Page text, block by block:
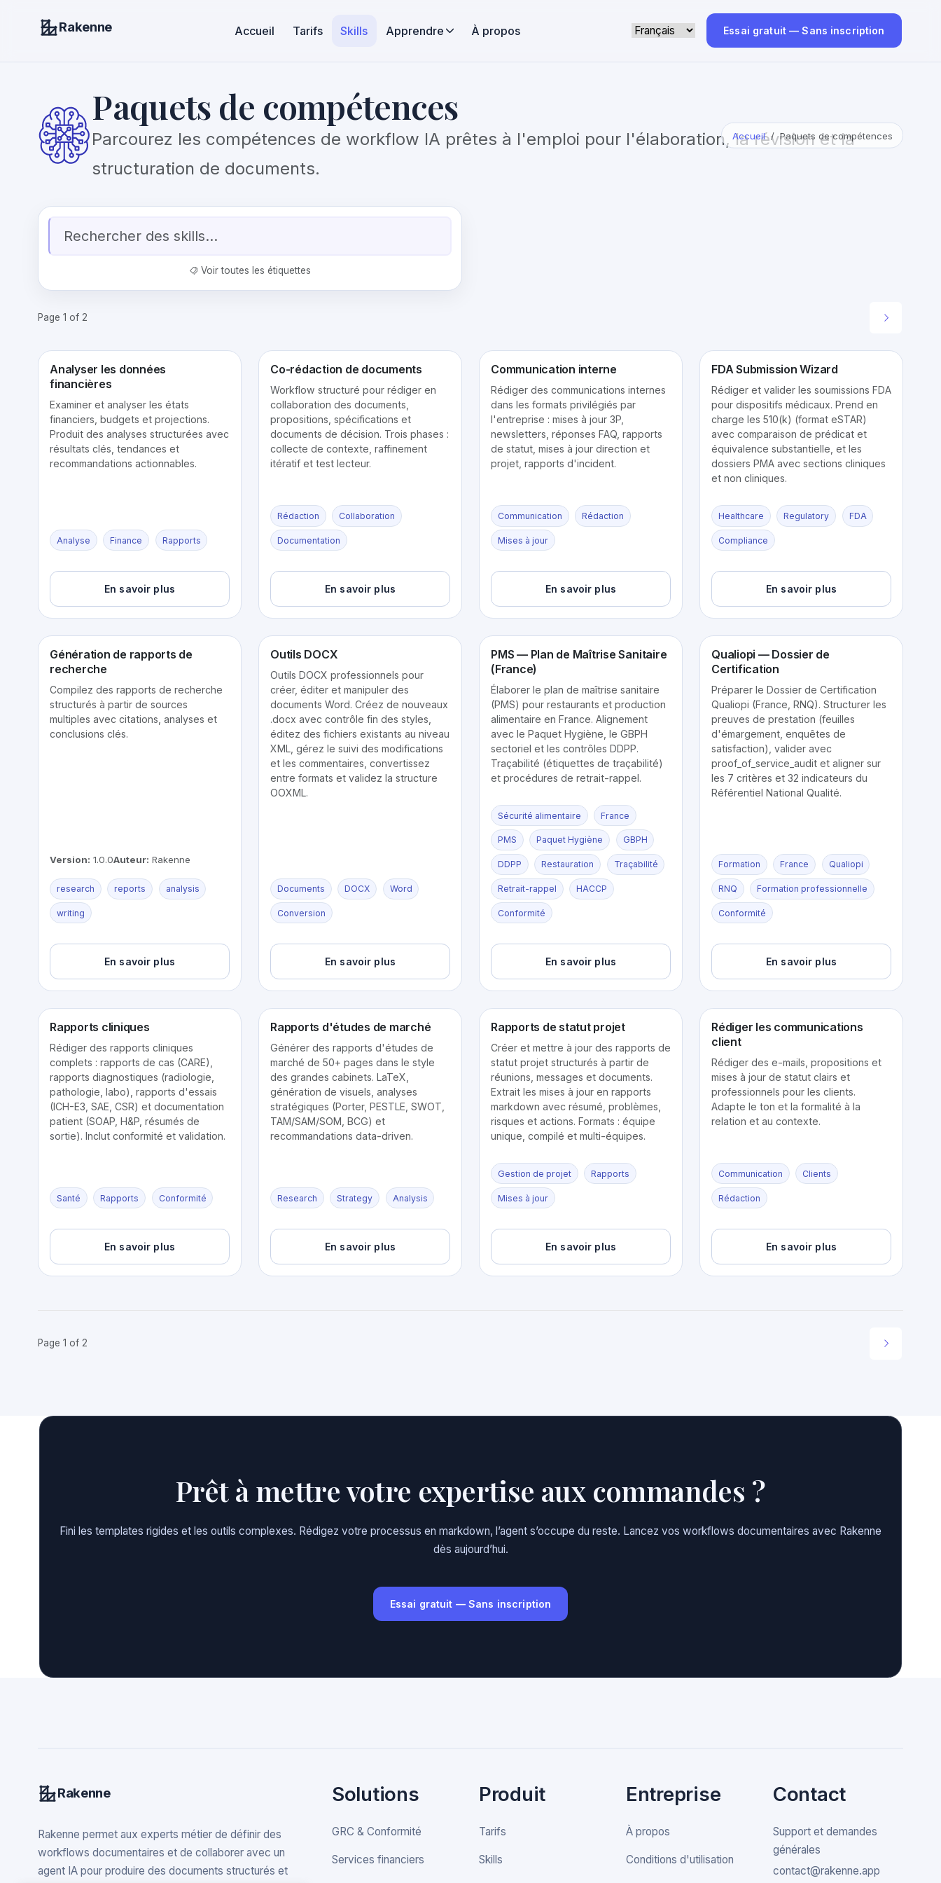
Rakenne Accueil Tarifs Skills Apprendre À propos Essai gratuit — Sans inscription
Paquets de compétences
Parcourez les compétences de workflow IA prêtes à l'emploi pour l'élaboration, la révision et la
structuration de documents.
Accueil Paquets de compétences
Voir toutes les étiquettes
Page 1 of 2
Analyser les données
financières
Examiner et analyser les états
financiers, budgets et projections.
Produit des analyses structurées avec
résultats clés, tendances et
recommandations actionnables.
Analyse Finance Rapports
En savoir plus
Co-rédaction de documents
Workflow structuré pour rédiger en
collaboration des documents,
propositions, spécifications et
documents de décision. Trois phases :
collecte de contexte, raffinement
itératif et test lecteur.
Rédaction Collaboration
Documentation
En savoir plus
Communication interne
Rédiger des communications internes
dans les formats privilégiés par
l'entreprise : mises à jour 3P,
newsletters, réponses FAQ, rapports
de statut, mises à jour direction et
projet, rapports d'incident.
Communication Rédaction
Mises à jour
En savoir plus
FDA Submission Wizard
Rédiger et valider les soumissions FDA
pour dispositifs médicaux. Prend en
charge les 510(k) (format eSTAR)
avec comparaison de prédicat et
équivalence substantielle, et les
dossiers PMA avec sections cliniques
et non cliniques.
Healthcare Regulatory FDA
Compliance
En savoir plus
Génération de rapports de
recherche
Compilez des rapports de recherche
structurés à partir de sources
multiples avec citations, analyses et
conclusions clés.
Version: 1.0.0Auteur: Rakenne
research reports analysis
writing
En savoir plus
Outils DOCX
Outils DOCX professionnels pour
créer, éditer et manipuler des
documents Word. Créez de nouveaux
.docx avec contrôle fin des styles,
éditez des fichiers existants au niveau
XML, gérez le suivi des modifications
et les commentaires, convertissez
entre formats et validez la structure
OOXML.
Documents DOCX Word
Conversion
En savoir plus
PMS — Plan de Maîtrise Sanitaire
(France)
Élaborer le plan de maîtrise sanitaire
(PMS) pour restaurants et production
alimentaire en France. Alignement
avec le Paquet Hygiène, le GBPH
sectoriel et les contrôles DDPP.
Traçabilité (étiquettes de traçabilité)
et procédures de retrait-rappel.
Sécurité alimentaire France
PMS Paquet Hygiène GBPH
DDPP Restauration Traçabilité
Retrait-rappel HACCP
Conformité
En savoir plus
Qualiopi — Dossier de
Certification
Préparer le Dossier de Certification
Qualiopi (France, RNQ). Structurer les
preuves de prestation (feuilles
d'émargement, enquêtes de
satisfaction), valider avec
proof_of_service_audit et aligner sur
les 7 critères et 32 indicateurs du
Référentiel National Qualité.
Formation France Qualiopi
RNQ Formation professionnelle
Conformité
En savoir plus
Rapports cliniques
Rédiger des rapports cliniques
complets : rapports de cas (CARE),
rapports diagnostiques (radiologie,
pathologie, labo), rapports d'essais
(ICH-E3, SAE, CSR) et documentation
patient (SOAP, H&P, résumés de
sortie). Inclut conformité et validation.
Santé Rapports Conformité
En savoir plus
Rapports d'études de marché
Générer des rapports d'études de
marché de 50+ pages dans le style
des grandes cabinets. LaTeX,
génération de visuels, analyses
stratégiques (Porter, PESTLE, SWOT,
TAM/SAM/SOM, BCG) et
recommandations data-driven.
Research Strategy Analysis
En savoir plus
Rapports de statut projet
Créer et mettre à jour des rapports de
statut projet structurés à partir de
réunions, messages et documents.
Extrait les mises à jour en rapports
markdown avec résumé, problèmes,
risques et actions. Formats : équipe
unique, compilé et multi-équipes.
Gestion de projet Rapports
Mises à jour
En savoir plus
Rédiger les communications
client
Rédiger des e-mails, propositions et
mises à jour de statut clairs et
professionnels pour les clients.
Adapte le ton et la formalité à la
relation et au contexte.
Communication Clients
Rédaction
En savoir plus
Page 1 of 2
Prêt à mettre votre expertise aux commandes ?
Fini les templates rigides et les outils complexes. Rédigez votre processus en markdown, l’agent s’occupe du reste. Lancez vos workflows documentaires avec Rakenne
dès aujourd’hui.
Essai gratuit — Sans inscription
Rakenne
Rakenne permet aux experts métier de définir des
workflows documentaires et de collaborer avec un
agent IA pour produire des documents structurés et
Solutions
GRC & Conformité
Services financiers
Produit
Tarifs
Skills
Entreprise
À propos
Conditions d'utilisation
Contact
Support et demandes
générales
contact@rakenne.app